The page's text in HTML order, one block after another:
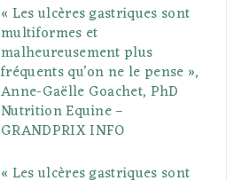
e
P
l
s
g
r
a
m
r
e
s
r
« Les ulcères gastriques sont
multiformes et
malheureusement plus
fréquents qu’on ne le pense »,
Anne-Gaëlle Goachet, PhD
Nutrition Equine –
GRANDPRIX INFO
« Les ulcères gastriques sont